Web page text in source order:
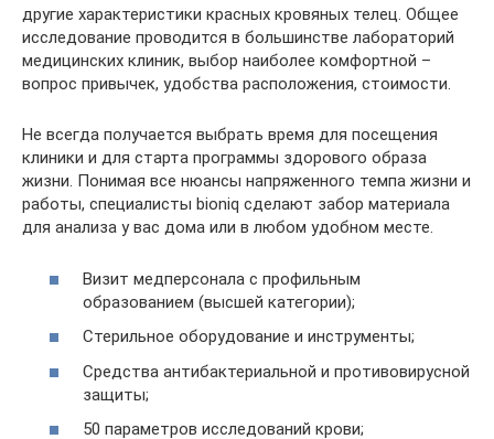
другие характеристики красных кровяных телец. Общее
исследование проводится в большинстве лабораторий
медицинских клиник, выбор наиболее комфортной –
вопрос привычек, удобства расположения, стоимости.
Не всегда получается выбрать время для посещения
клиники и для старта программы здорового образа
жизни. Понимая все нюансы напряженного темпа жизни и
работы, специалисты bioniq сделают забор материала
для анализа у вас дома или в любом удобном месте.
Визит медперсонала с профильным
образованием (высшей категории);
Стерильное оборудование и инструменты;
Средства антибактериальной и противовирусной
защиты;
50 параметров исследований крови;